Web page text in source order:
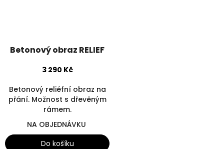
Betonový obraz RELIEF
3 290 Kč
Betonový reliéfní obraz na
přání. Možnost s dřevěným
rámem.
NA OBJEDNÁVKU
Do košíku